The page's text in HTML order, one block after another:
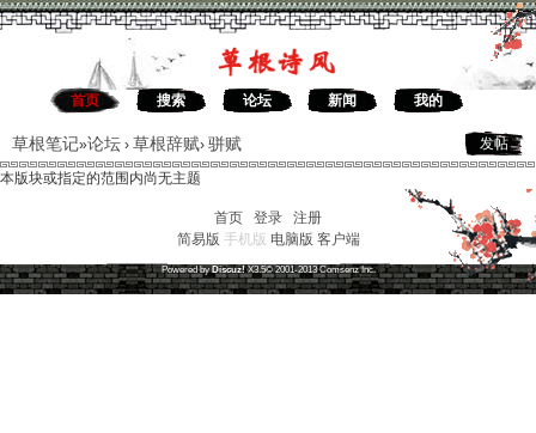
首页 搜索 论坛 新闻 我的
草根笔记»论坛 › 草根辞赋› 骈赋 发帖
本版块或指定的范围内尚无主题
首页 登录
注册
简易版 手机版 电脑版 客户端
Powered byDiscuz! X3.5© 2001-2013ComsenzInc.